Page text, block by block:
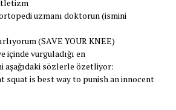
uzmanı doktorun (ismini
(SAVE YOUR KNEE)
içinde vurguladığı en
aşağıdaki sözlerle özetliyor:
squat is best way to punish an innocent